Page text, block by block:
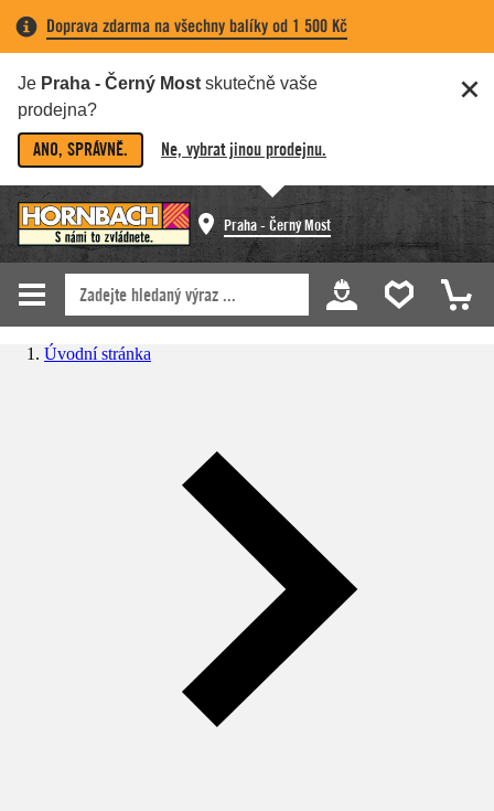
Doprava zdarma na všechny balíky od 1 500 Kč
Je Praha - Černý Most skutečně vaše
prodejna?
ANO, SPRÁVNĚ. Ne, vybrat jinou prodejnu.
Praha - Černý Most
Úvodní stránka